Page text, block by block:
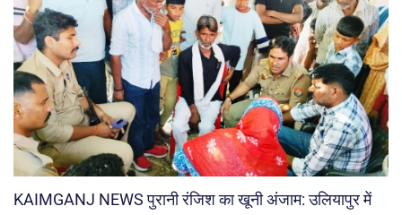
KAIMGANJ NEWS पुरानी रंजिश का खूनी अंजाम: उलियापुर में